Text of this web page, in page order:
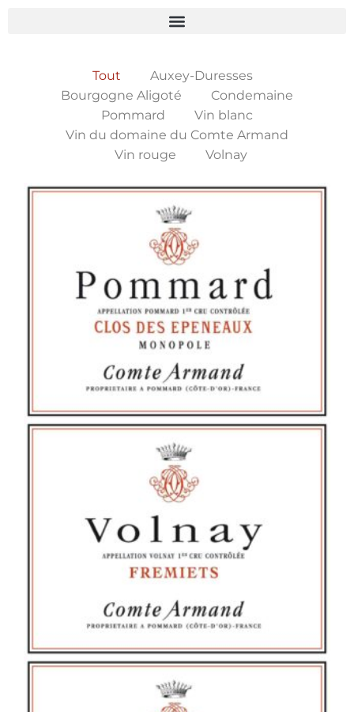
Tout
Auxey-Duresses
Bourgogne Aligoté
Condemaine
Pommard
Vin blanc
Vin du domaine du Comte Armand
Vin rouge
Volnay